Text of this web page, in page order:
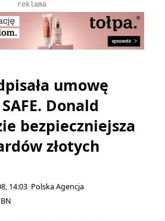
reklama
umowę
Donald
bezpieczniejsza
złotych
14:03 Polska Agencja